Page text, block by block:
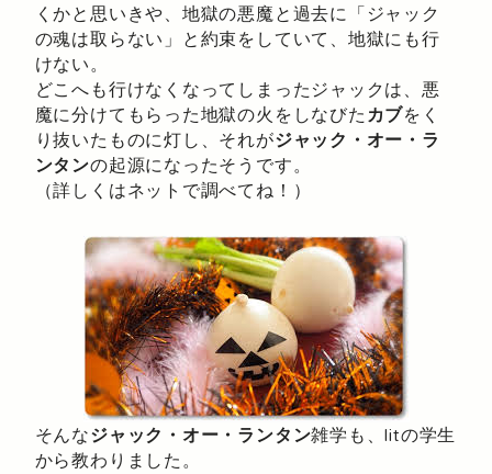
くかと思いきや、地獄の悪魔と過去に「ジャック
の魂は取らない」と約束をしていて、地獄にも行
けない。
どこへも行けなくなってしまったジャックは、悪
魔に分けてもらった地獄の火をしなびた カブをく
り抜いたものに灯し、それがジャック・オー・ラ
ンタンの起源になったそうです。
（詳しくはネットで調べてね！）
そんなジャック・オー・ランタン雑学も、litの学生
から教わりました。